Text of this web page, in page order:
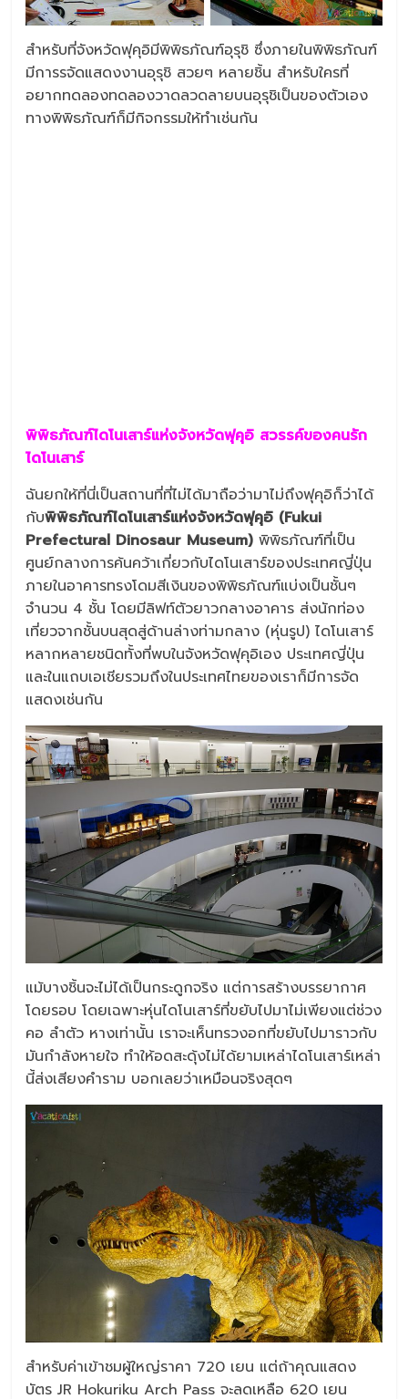
สำหรับที่จังหวัดฟุคุอิมีพิพิธภัณฑ์อุรุชิ ซึ่งภายในพิพิธภัณฑ์
มีการรจัดแสดงงานอุรุชิ สวยๆ หลายชิ้น สำหรับใครที่
อยากทดลองทดลองวาดลวดลายบนอุรุชิเป็นของตัวเอง
ทางพิพิธภัณฑ์ก็มีกิจกรรมให้ทำเช่นกัน
พิพิธภัณฑ์ไดโนเสาร์แห่งจังหวัดฟุคุอิ สวรรค์ของคนรัก
ไดโนเสาร์
ฉันยกให้ที่นี่เป็นสถานที่ที่ไม่ได้มาถือว่ามาไม่ถึงฟุคุอิก็ว่าได้
กับพิพิธภัณฑ์ไดโนเสาร์แห่งจังหวัดฟุคุอิ (Fukui
Prefectural Dinosaur Museum)พิพิธภัณฑ์ที่เป็น
ศูนย์กลางการค้นคว้าเกี่ยวกับไดโนเสาร์ของประเทศญี่ปุ่น
ภายในอาคารทรงโดมสีเงินของพิพิธภัณฑ์แบ่งเป็นชั้นๆ
จำนวน 4 ชั้น โดยมีลิฟท์ตัวยาวกลางอาคาร ส่งนักท่อง
เที่ยวจากชั้นบนสุดสู่ด้านล่างท่ามกลาง (หุ่นรูป) ไดโนเสาร์
หลากหลายชนิดทั้งที่พบในจังหวัดฟุคุอิเอง ประเทศญี่ปุ่น
และในแถบเอเชียรวมถึงในประเทศไทยของเราก็มีการจัด
แสดงเช่นกัน
แม้บางชิ้นจะไม่ได้เป็นกระดูกจริง แต่การสร้างบรรยากาศ
โดยรอบ โดยเฉพาะหุ่นไดโนเสาร์ที่ขยับไปมาไม่เพียงแต่ช่วง
คอ ลำตัว หางเท่านั้น เราจะเห็นทรวงอกที่ขยับไปมาราวกับ
มันกำลังหายใจ ทำให้อดสะดุ้งไม่ได้ยามเหล่าไดโนเสาร์เหล่า
นี้ส่งเสียงคำราม บอกเลยว่าเหมือนจริงสุดๆ
สำหรับค่าเข้าชมผู้ใหญ่ราคา 720 เยน แต่ถ้าคุณแสดง
บัตร JR Hokuriku Arch Pass จะลดเหลือ 620 เยน